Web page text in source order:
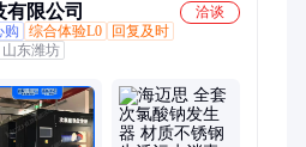
限公司
洽谈
购 综合体验L0
回复及时
山东潍坊